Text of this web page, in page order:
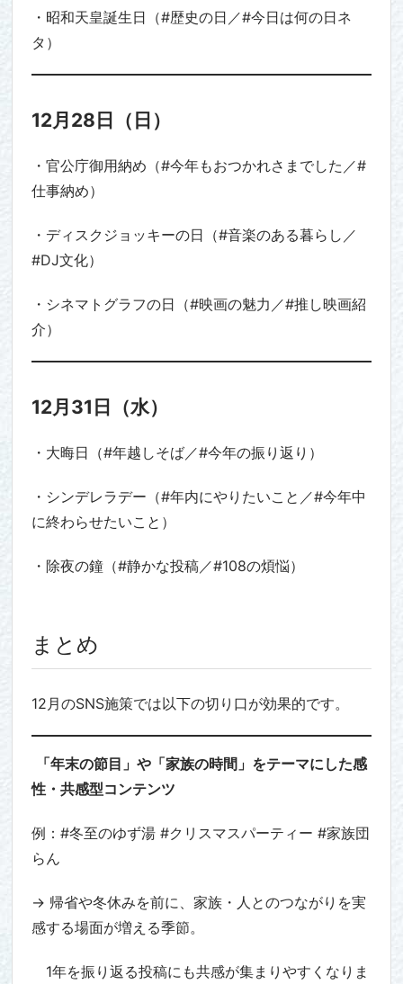
・昭和天皇誕生日（#歴史の日／#今日は何の日ネ
タ）
12月28日（日）
・官公庁御用納め（#今年もおつかれさまでした／#
仕事納め）
・ディスクジョッキーの日（#音楽のある暮らし／
#DJ文化）
・シネマトグラフの日（#映画の魅力／#推し映画紹
介）
12月31日（水）
・大晦日（#年越しそば／#今年の振り返り）
・シンデレラデー（#年内にやりたいこと／#今年中
に終わらせたいこと）
・除夜の鐘（#静かな投稿／#108の煩悩）
まとめ
12月のSNS施策では以下の切り口が効果的です。
「年末の節目」や「家族の時間」をテーマにした感
性・共感型コンテンツ
例：#冬至のゆず湯 #クリスマスパーティー #家族団
らん
→ 帰省や冬休みを前に、家族・人とのつながりを実
感する場面が増える季節。
1年を振り返る投稿にも共感が集まりやすくなりま